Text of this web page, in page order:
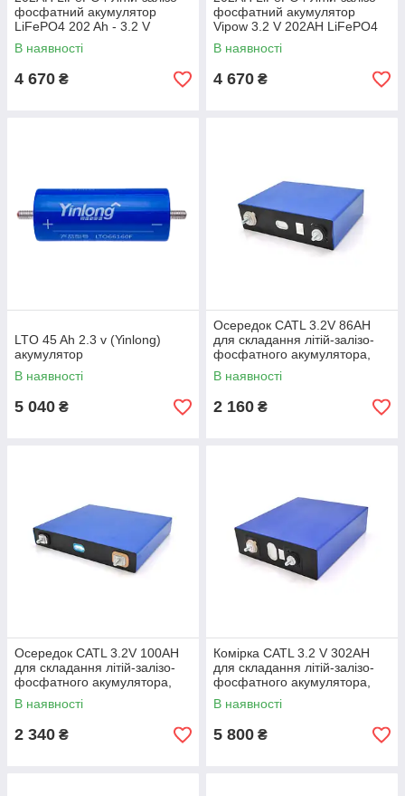
фосфатний акумулятор
LiFePO4 202 Ah - 3.2 V
(CATL) 173х54х210 мм
В наявності
4 670 ₴
фосфатний акумулятор
Vipow 3.2 V 202AH LiFePO4
7000 Циклів, 175 х 55 х 200
мм
В наявності
4 670 ₴
LTO 45 Ah 2.3 v (Yinlong)
акумулятор
В наявності
5 040 ₴
Осередок CATL 3.2V 86AH
для складання літій-залізо-
фосфатного акумулятора,
2000 циклів, 125 х 170 х 45
мм Q10
В наявності
2 160 ₴
Осередок CATL 3.2V 100AH
для складання літій-залізо-
фосфатного акумулятора,
3500 циклів, 200 х 33 х 172
мм Q10
В наявності
2 340 ₴
Комірка CATL 3.2 V 302AH
для складання літій-залізо-
фосфатного акумулятора,
4000 циклів, 200 х 70 х 170
мм Q4
В наявності
5 800 ₴